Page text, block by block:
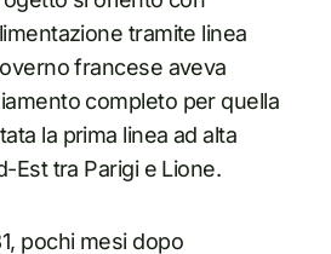
tramite linea
francese aveva
completo per quella
la prima linea ad alta
Est tra Parigi e Lione.
pochi mesi dopo